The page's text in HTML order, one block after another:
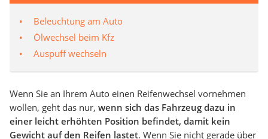
Beleuchtung am Auto
Ölwechsel beim Kfz
Auspuff wechseln
Wenn Sie an Ihrem Auto einen Reifenwechsel vornehmen
wollen, geht das nur, wenn sich das Fahrzeug dazu in
einer leicht erhöhten Position befindet, damit kein
Gewicht auf den Reifen lastet. Wenn Sie nicht gerade über